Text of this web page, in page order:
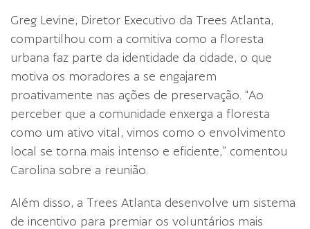
Greg Levine, Diretor Executivo da Trees Atlanta,
compartilhou com a comitiva como a floresta
urbana faz parte da identidade da cidade, o que
motiva os moradores a se engajarem
proativamente nas ações de preservação. “Ao
perceber que a comunidade enxerga a floresta
como um ativo vital, vimos como o envolvimento
local se torna mais intenso e eficiente,” comentou
Carolina sobre a reunião.
Além disso, a Trees Atlanta desenvolve um sistema
de incentivo para premiar os voluntários mais